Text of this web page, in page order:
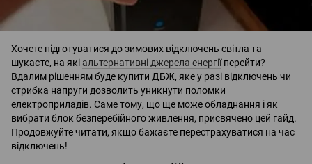
Хочете підготуватися до зимових відключень світла та
шукаєте, на якіальтернативні джерела енергіїперейти?
Вдалим рішенням буде купити ДБЖ, яке у разі відключень чи
стрибка напруги дозволить уникнути поломки
електроприладів. Саме тому, що ще може обладнання і як
вибрати блок безперебійного живлення, присвячено цей гайд.
Продовжуйте читати, якщо бажаєте перестрахуватися на час
відключень!